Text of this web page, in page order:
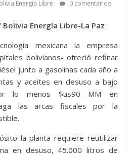
Energia Libre 0 comentarios
Bolivia Energía Libre-La Paz
mexicana la empresa
bolivianos- ofreció refinar
junto a gasolinas cada año a
y aceites en desuso a bajo
lo menos $us90 MM en
las arcas fiscales por la
la planta requiere reutilizar
en desuso, 45.000 litros de